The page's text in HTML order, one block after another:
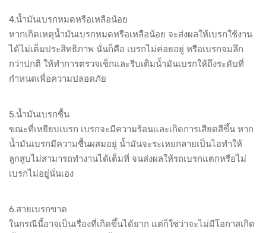
4.น้ำมันเบรกหมดหรือเหลือน้อย
หากเกิดเหตุน้ำมันเบรกหมดหรือเหลือน้อย จะส่งผลให้เบรกใช้งาน
ได้ไม่เต็มประสิทธิภาพ นั่นก็คือ เบรกไม่ค่อยอยู่ หรือเบรกจมลึก
กว่าปกติ ให้ทำการตรวจเช็กและรีบเติมน้ำมันเบรกให้ถึงระดับที่
กำหนดเพื่อความปลอดภัย
5.น้ำมันเบรกชื้น
ขณะที่เหยียบเบรก เบรกจะมีความร้อนและเกิดการเสียดสีขึ้น หาก
น้ำมันเบรกมีความชื้นผสมอยู่ น้ำมันจะระเหยกลายเป็นไอทำให้
ลูกสูบไม่สามารถทำงานได้เต็มที่ จนส่งผลให้รถเบรกแตกหรือไม่
เบรกไม่อยู่นั่นเอง
6.สายเบรกขาด
ในกรณีนี้อาจเป็นเรื่องที่เกิดขึ้นได้ยาก แต่ก็ใช่ว่าจะไม่มีโอกาสเกิด